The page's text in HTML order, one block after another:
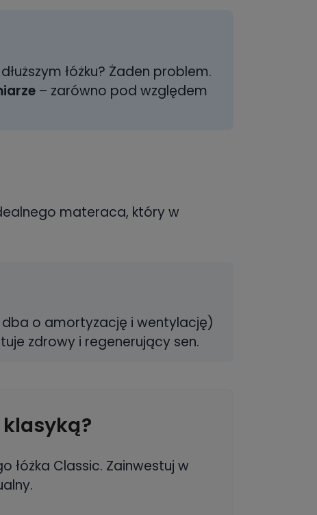
łóżku? Żaden problem.
– zarówno pod względem
materaca, który w
o amortyzację i wentylację)
zdrowy i regenerujący sen.
łóżka Classic. Zainwestuj w